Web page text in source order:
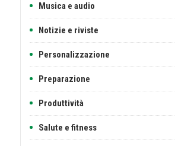
Musica e audio
Notizie e riviste
Personalizzazione
Preparazione
Produttività
Salute e fitness